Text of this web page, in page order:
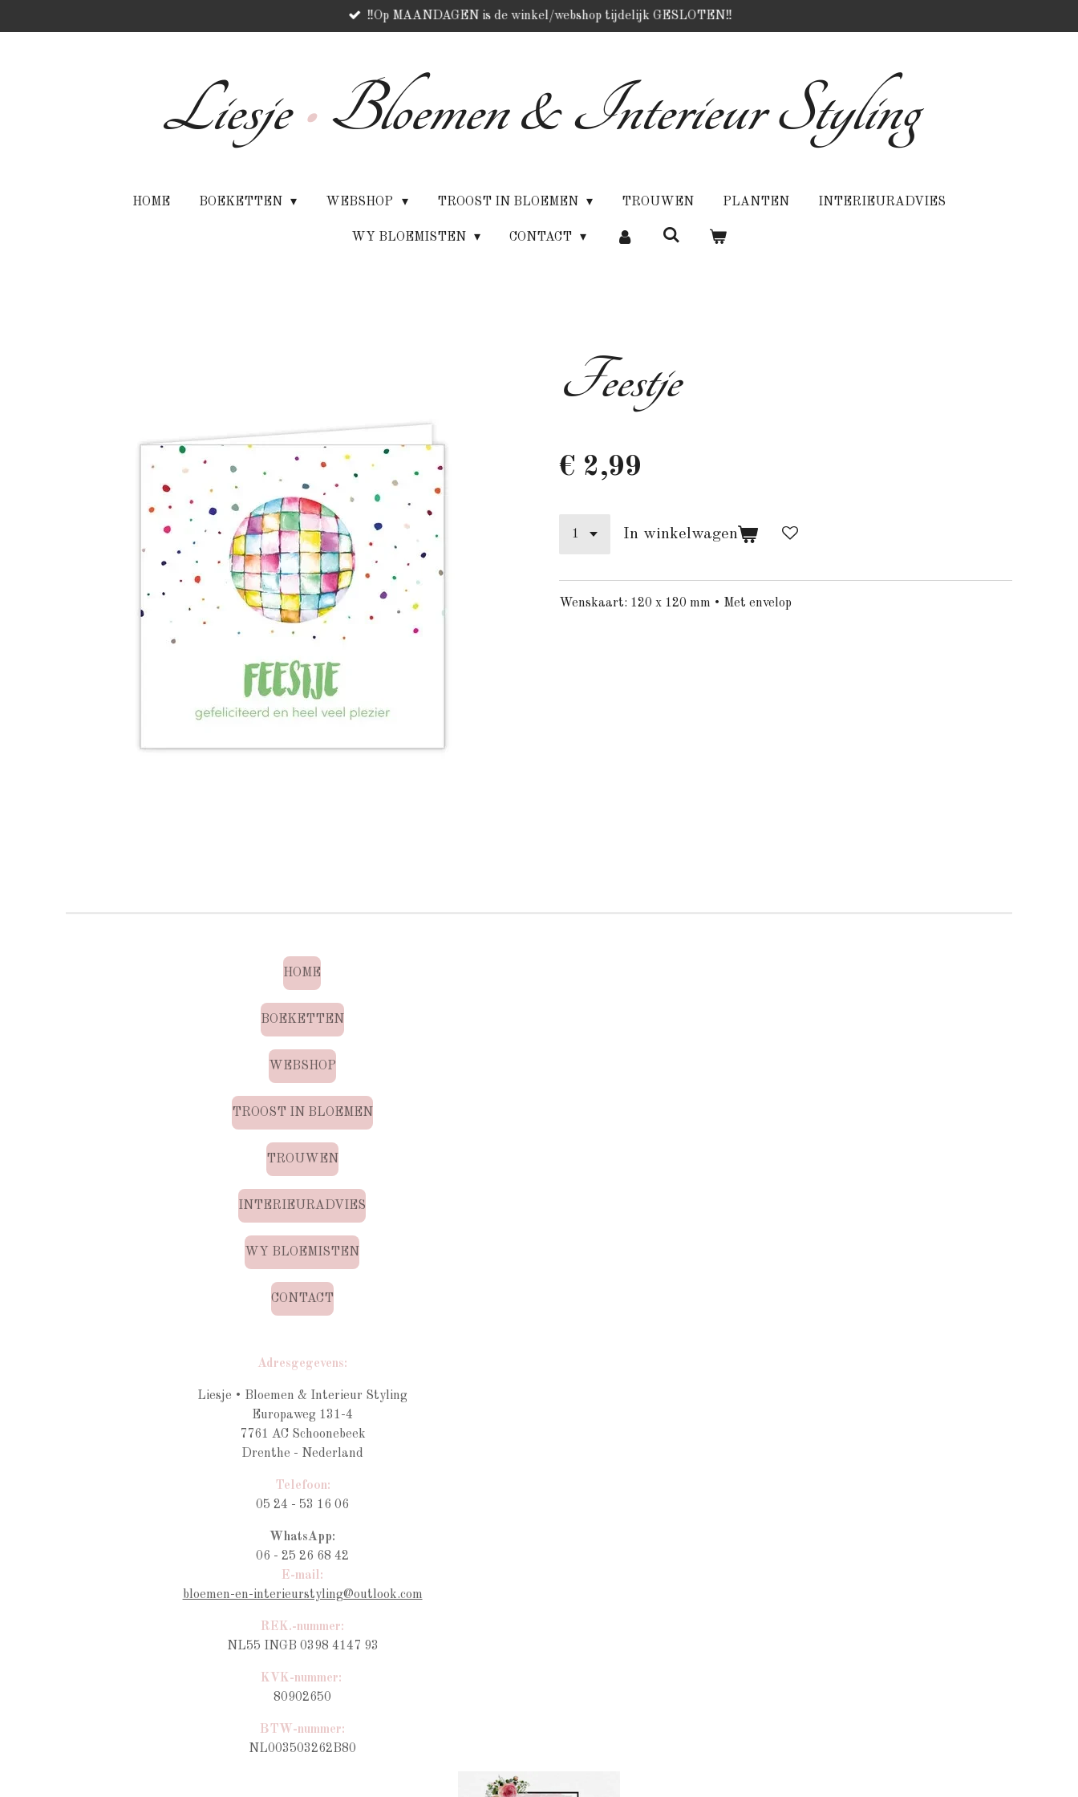
direct
‼️Op MAANDAGEN is de winkel/webshop tijdelijk GESLOTEN‼️
Liesje•Bloemen & Interieur Styling
HOME BOEKETTEN WEBSHOP TROOST IN BLOEMEN TROUWEN PLANTEN INTERIEURADVIES
WY BLOEMISTEN CONTACT
Feestje
€ 2,99
In winkelwagen
Wenskaart: 120 x 120 mm • Met envelop
HOME
BOEKETTEN
WEBSHOP
TROOST IN BLOEMEN
TROUWEN
INTERIEURADVIES
WY BLOEMISTEN
CONTACT
Adresgegevens:
Liesje • Bloemen & Interieur Styling
Europaweg 131-4
7761 AC Schoonebeek
Drenthe - Nederland
Telefoon:
05 24 - 53 16 06
WhatsApp:
06 - 25 26 68 42
E-mail:
bloemen-en-interieurstyling@outlook.com
REK.-nummer:
NL55 INGB 0398 4147 93
KVK-nummer:
80902650
BTW-nummer:
NL003503262B80